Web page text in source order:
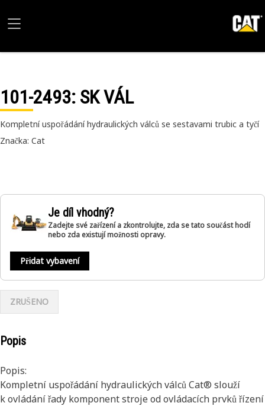
101-2493: SK VÁL
Kompletní uspořádání hydraulických válců se sestavami trubic a tyčí
Značka: Cat
Je díl vhodný?
Zadejte své zařízení a zkontrolujte, zda se tato součást hodí
nebo zda existují možnosti opravy.
Přidat vybavení
ZRUŠENO
Popis
Popis:
Kompletní uspořádání hydraulických válců Cat® slouží
k ovládání řady komponent stroje od ovládacích prvků řízení